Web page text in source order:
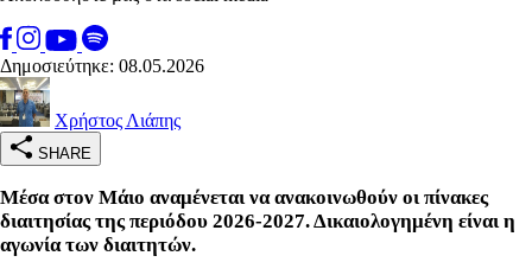
Δημοσιεύτηκε: 08.05.2026
Χρήστος Λιάπης
SHARE
Μέσα στον Μάιο αναμένεται να ανακοινωθούν οι πίνακες
διαιτησίας της περιόδου 2026-2027. Δικαιολογημένη είναι η
αγωνία των διαιτητών.